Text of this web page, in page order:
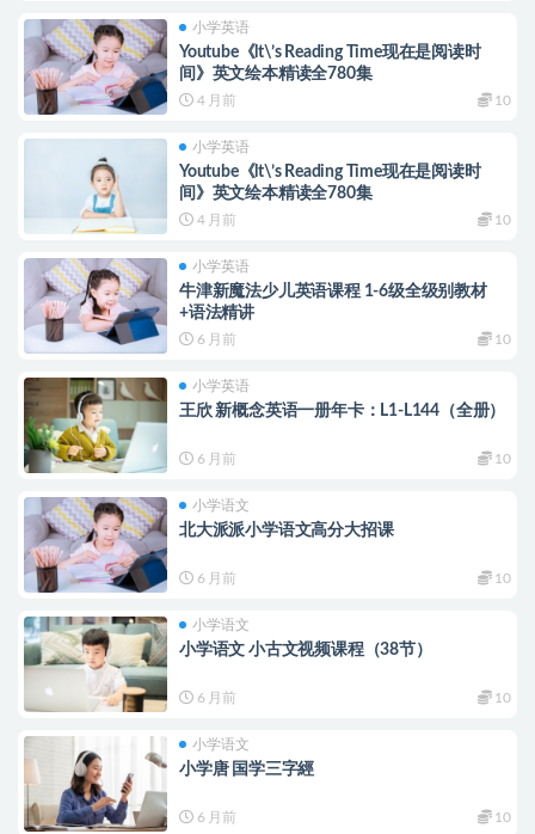
小学英语
Youtube《lt\’s Reading Time现在是阅读时
间》英文绘本精读全780集
4 月前 10
小学英语
Youtube《lt\’s Reading Time现在是阅读时
间》英文绘本精读全780集
4 月前 10
小学英语
牛津新魔法少儿英语课程 1-6级全级别教材
+语法精讲
6 月前 10
小学英语
王欣 新概念英语一册年卡：L1-L144（全册）
6 月前 10
小学语文
北大派派小学语文高分大招课
6 月前 10
小学语文
小学语文 小古文视频课程（38节）
6 月前 10
小学语文
小学唐 国学三字經
6 月前 10